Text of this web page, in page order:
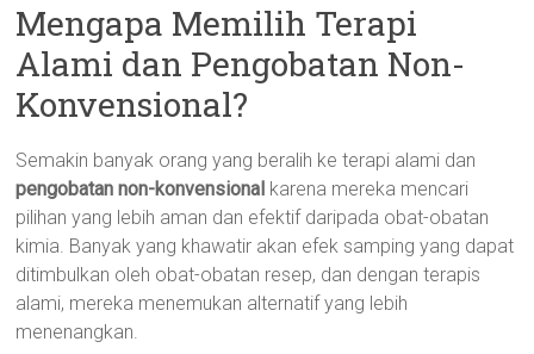
Mengapa Memilih Terapi
Alami dan Pengobatan Non-
Konvensional?
Semakin banyak orang yang beralih ke terapi alami dan
pengobatan non-konvensional karena mereka mencari
pilihan yang lebih aman dan efektif daripada obat-obatan
kimia. Banyak yang khawatir akan efek samping yang dapat
ditimbulkan oleh obat-obatan resep, dan dengan terapis
alami, mereka menemukan alternatif yang lebih
menenangkan.